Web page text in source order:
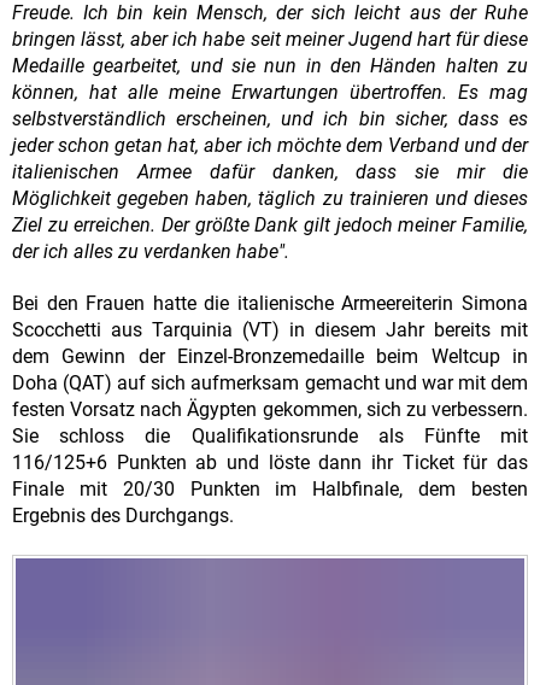
Freude. Ich bin kein Mensch, der sich leicht aus der Ruhe
bringen lässt, aber ich habe seit meiner Jugend hart für diese
Medaille gearbeitet, und sie nun in den Händen halten zu
können, hat alle meine Erwartungen übertroffen. Es mag
selbstverständlich erscheinen, und ich bin sicher, dass es
jeder schon getan hat, aber ich möchte dem Verband und der
italienischen Armee dafür danken, dass sie mir die
Möglichkeit gegeben haben, täglich zu trainieren und dieses
Ziel zu erreichen. Der größte Dank gilt jedoch meiner Familie,
der ich alles zu verdanken habe".
Bei den Frauen hatte die italienische Armeereiterin Simona
Scocchetti aus Tarquinia (VT) in diesem Jahr bereits mit
dem Gewinn der Einzel-Bronzemedaille beim Weltcup in
Doha (QAT) auf sich aufmerksam gemacht und war mit dem
festen Vorsatz nach Ägypten gekommen, sich zu verbessern.
Sie schloss die Qualifikationsrunde als Fünfte mit
116/125+6 Punkten ab und löste dann ihr Ticket für das
Finale mit 20/30 Punkten im Halbfinale, dem besten
Ergebnis des Durchgangs.